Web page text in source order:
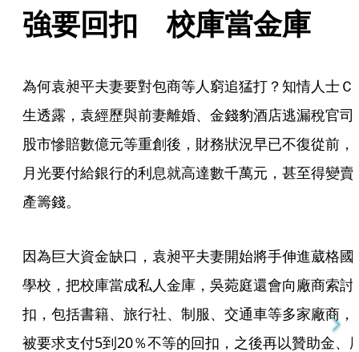
強要回扣　校庫當金庫
為何袁昶平夫妻要對包商等人窮追猛打？知情人士Ｃ
生透露，袁經歷與前妻離婚、金錢豹酒店逃漏稅官司
股市慘賠數億元等重創後，財務狀況早已不復從前，
月光要付給銀行的利息就高達數千萬元，甚至得變賣
產籌錢。
因為巨大資金缺口，袁昶平夫妻開始將手伸進葳格國
學校，把校庫當成私人金庫，吳菀庭還會向廠商索討
扣，包括書籍、旅行社、制服、交通車等多家廠商，
被要求支付5到20％不等的回扣，之後再以贊助金、